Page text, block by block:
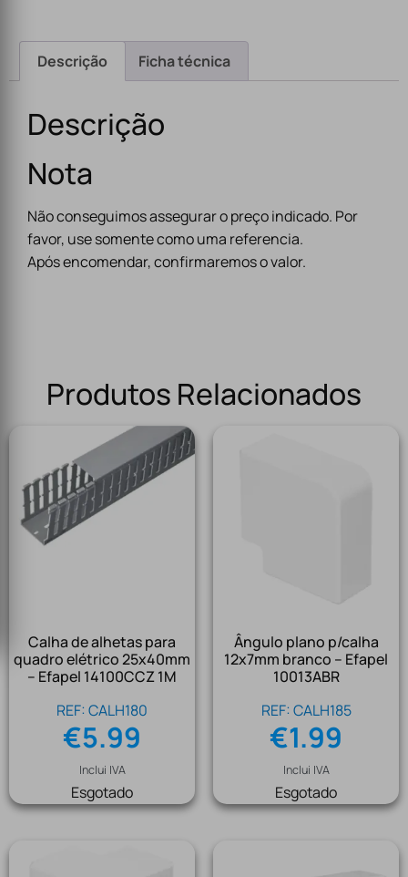
Descrição Ficha técnica
Descrição
Nota
Não conseguimos assegurar o preço indicado. Por
favor, use somente como uma referencia.
Após encomendar, confirmaremos o valor.
Produtos Relacionados
Calha de alhetas para
quadro elétrico 25x40mm
– Efapel 14100CCZ 1M
REF: CALH180
€5.99
Inclui IVA
Esgotado
Ângulo plano p/calha
12x7mm branco – Efapel
10013ABR
REF: CALH185
€1.99
Inclui IVA
Esgotado